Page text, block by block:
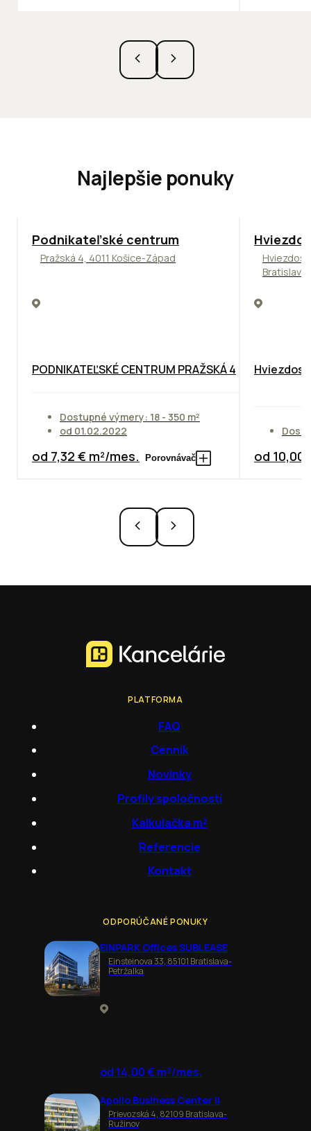
Najlepšie ponuky
ODPORÚČAME
Podnikateľské centrum
Pražská 4, 4011 Košice-Západ
PODNIKATEĽSKÉ CENTRUM PRAŽSKÁ 4
Dostupné výmery: 18 - 350 m²
od 01.02.2022
od 7,32 € m²/mes. Porovnávač od 10,00
PLATFORMA
FAQ
Cenník
Novinky
Profily spoločností
Kalkulačka m²
Referencie
Kontakt
ODPORÚČANÉ PONUKY
EINPARK Offices SUBLEASE
Einsteinova 33, 85101 Bratislava-
Petržalka
od 14,00 € m²/mes.
Apollo Business Center II
Prievozská 4, 82109 Bratislava-
Ružinov